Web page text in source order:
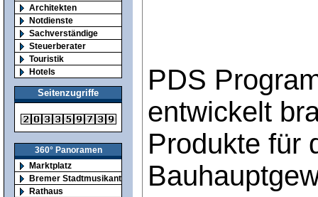
Architekten
Notdienste
Sachverständige
Steuerberater
Touristik
Hotels
Seitenzugriffe
360° Panoramen
Marktplatz
Bremer Stadtmusikanten
Rathaus
PDS
entwickelt
Produkte für